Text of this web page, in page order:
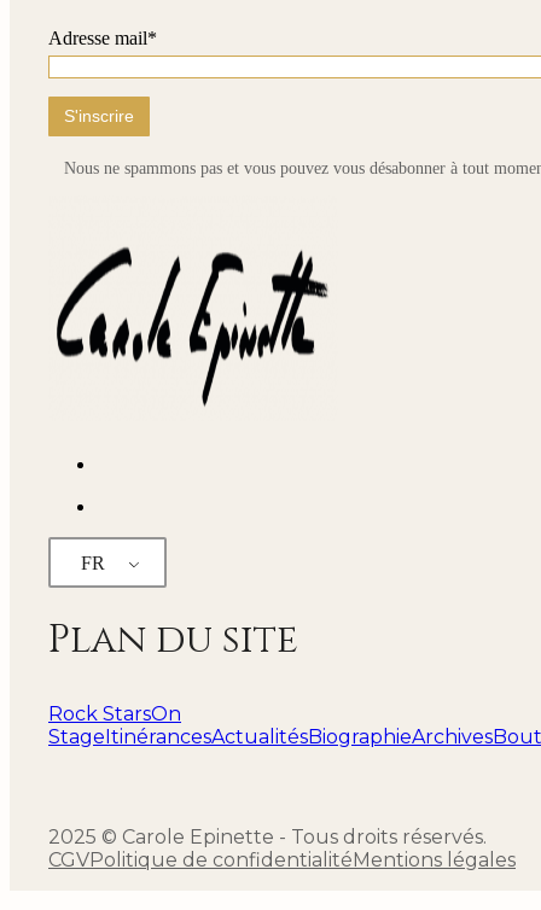
Adresse mail*
Nous ne spammons pas et vous pouvez vous désabonner à tout
FR
Plan du site
Rock StarsOn
Stage ItinérancesActualitésBiographieArchives
2025 © Carole Epinette - Tous droits réservés.
CGVPolitique de confidentialité Mentions légales